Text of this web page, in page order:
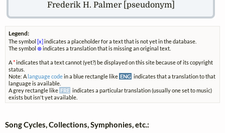
Frederik H. Palmer [pseudonym]
Legend:
The symbol[x]indicates a placeholder for a text that is not yet in the database.
The symbol ⊗indicates a translation that is missing an original text.
A*indicates that a text cannot (yet?) be displayed on this site because of its copyright
status.
Note: A language codein a blue rectangle like ENG indicates that a translation to that
language is available.
A grey rectangle like FRE indicates a particular translation (usually one set to music)
exists but isn't yet available.
Song Cycles, Collections, Symphonies, etc.: